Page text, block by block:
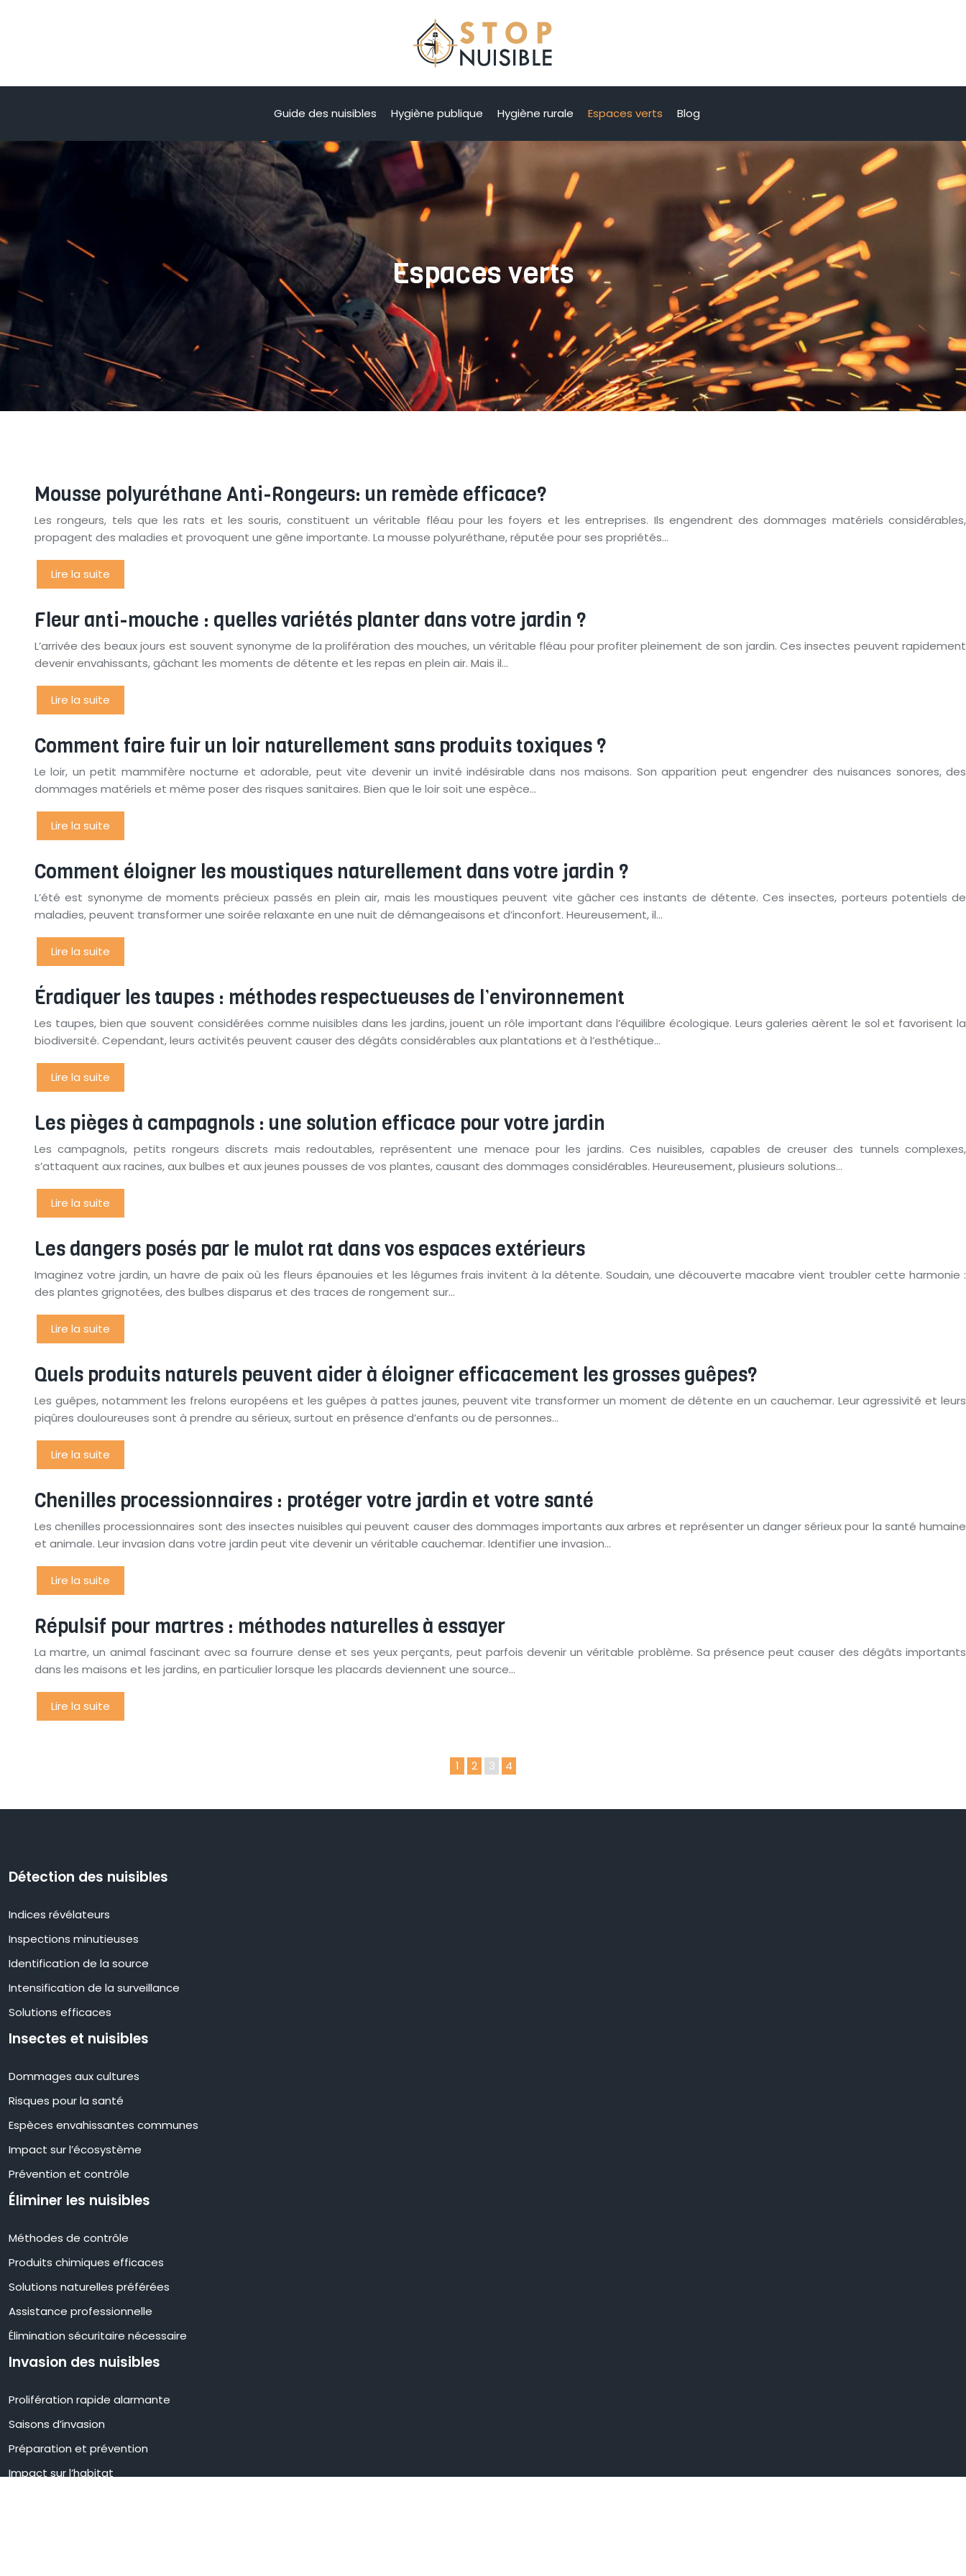
Guide des nuisibles Hygiène publique Hygiène rurale Espaces verts Blog
Espaces verts
Mousse polyuréthane Anti-Rongeurs: un remède efficace?
Les rongeurs, tels que les rats et les souris, constituent un véritable fléau pour les foyers et les entreprises. Ils engendrent des dommages matériels considérables,
propagent des maladies et provoquent une gêne importante. La mousse polyuréthane, réputée pour ses propriétés…
Lire la suite
Fleur anti-mouche : quelles variétés planter dans votre jardin ?
L’arrivée des beaux jours est souvent synonyme de la prolifération des mouches, un véritable fléau pour profiter pleinement de son jardin. Ces insectes peuvent rapidement
devenir envahissants, gâchant les moments de détente et les repas en plein air. Mais il…
Lire la suite
Comment faire fuir un loir naturellement sans produits toxiques ?
Le loir, un petit mammifère nocturne et adorable, peut vite devenir un invité indésirable dans nos maisons. Son apparition peut engendrer des nuisances sonores, des
dommages matériels et même poser des risques sanitaires. Bien que le loir soit une espèce…
Lire la suite
Comment éloigner les moustiques naturellement dans votre jardin ?
L’été est synonyme de moments précieux passés en plein air, mais les moustiques peuvent vite gâcher ces instants de détente. Ces insectes, porteurs potentiels de
maladies, peuvent transformer une soirée relaxante en une nuit de démangeaisons et d’inconfort. Heureusement, il…
Lire la suite
Éradiquer les taupes : méthodes respectueuses de l’environnement
Les taupes, bien que souvent considérées comme nuisibles dans les jardins, jouent un rôle important dans l’équilibre écologique. Leurs galeries aèrent le sol et favorisent la
biodiversité. Cependant, leurs activités peuvent causer des dégâts considérables aux plantations et à l’esthétique…
Lire la suite
Les pièges à campagnols : une solution efficace pour votre jardin
Les campagnols, petits rongeurs discrets mais redoutables, représentent une menace pour les jardins. Ces nuisibles, capables de creuser des tunnels complexes,
s’attaquent aux racines, aux bulbes et aux jeunes pousses de vos plantes, causant des dommages considérables. Heureusement, plusieurs solutions…
Lire la suite
Les dangers posés par le mulot rat dans vos espaces extérieurs
Imaginez votre jardin, un havre de paix où les fleurs épanouies et les légumes frais invitent à la détente. Soudain, une découverte macabre vient troubler cette harmonie :
des plantes grignotées, des bulbes disparus et des traces de rongement sur…
Lire la suite
Quels produits naturels peuvent aider à éloigner efficacement les grosses guêpes?
Les guêpes, notamment les frelons européens et les guêpes à pattes jaunes, peuvent vite transformer un moment de détente en un cauchemar. Leur agressivité et leurs
piqûres douloureuses sont à prendre au sérieux, surtout en présence d’enfants ou de personnes…
Lire la suite
Chenilles processionnaires : protéger votre jardin et votre santé
Les chenilles processionnaires sont des insectes nuisibles qui peuvent causer des dommages importants aux arbres et représenter un danger sérieux pour la santé humaine
et animale. Leur invasion dans votre jardin peut vite devenir un véritable cauchemar. Identifier une invasion…
Lire la suite
Répulsif pour martres : méthodes naturelles à essayer
La martre, un animal fascinant avec sa fourrure dense et ses yeux perçants, peut parfois devenir un véritable problème. Sa présence peut causer des dégâts importants
dans les maisons et les jardins, en particulier lorsque les placards deviennent une source…
Lire la suite
1 2 3 4
Détection des nuisibles
Indices révélateurs
Inspections minutieuses
Identification de la source
Intensification de la surveillance
Solutions efficaces
Insectes et nuisibles
Dommages aux cultures
Risques pour la santé
Espèces envahissantes communes
Impact sur l’écosystème
Prévention et contrôle
Éliminer les nuisibles
Méthodes de contrôle
Produits chimiques efficaces
Solutions naturelles préférées
Assistance professionnelle
Élimination sécuritaire nécessaire
Invasion des nuisibles
Prolifération rapide alarmante
Saisons d’invasion
Préparation et prévention
Impact sur l’habitat